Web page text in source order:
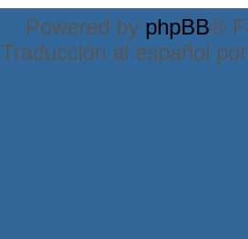
Powered by phpBB®
Traducción al español